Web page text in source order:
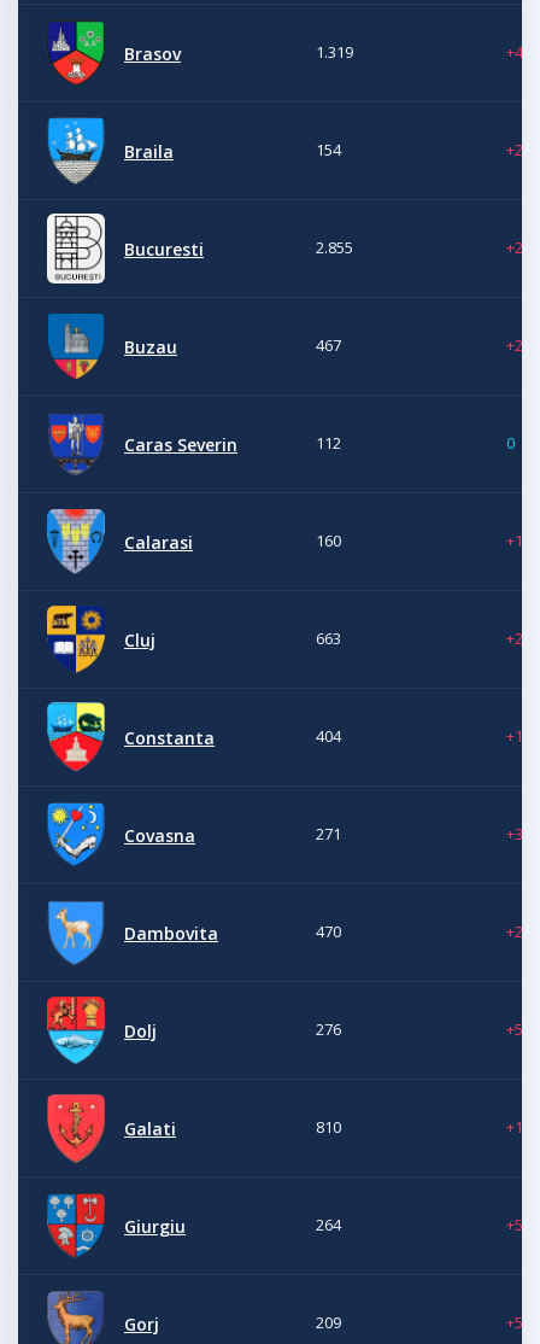
Brasov 1.319 +42
Braila 154 +23
Bucuresti 2.855 +24
Buzau 467 +24
Caras Severin 112 0
Calarasi 160 +11
Cluj 663 +2
Constanta 404 +14
Covasna 271 +3
Dambovita 470 +25
Dolj 276 +5
Galati 810 +16
Giurgiu 264 +5
Gorj 209 +5